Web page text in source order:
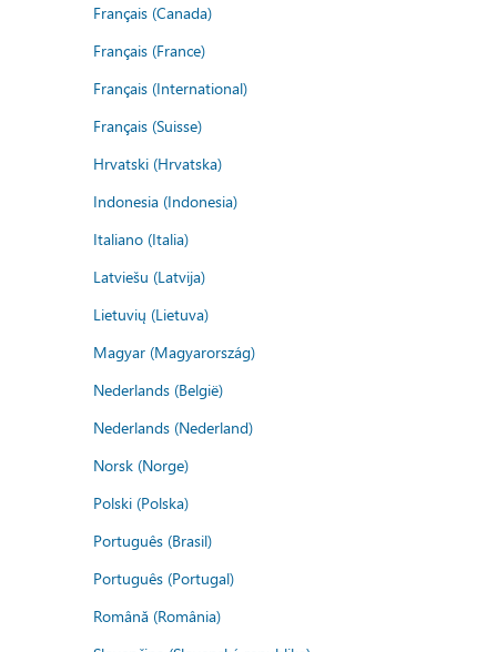
Français (Canada)
Français (France)
Français (International)
Français (Suisse)
Hrvatski (Hrvatska)
Indonesia (Indonesia)
Italiano (Italia)
Latviešu (Latvija)
Lietuvių (Lietuva)
Magyar (Magyarország)
Nederlands (België)
Nederlands (Nederland)
Norsk (Norge)
Polski (Polska)
Português (Brasil)
Português (Portugal)
Română (România)